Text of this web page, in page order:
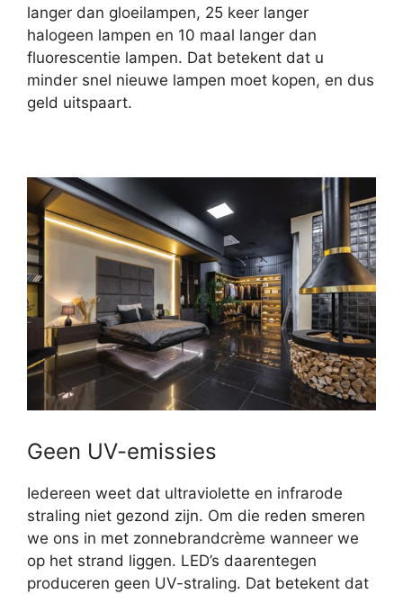
langer dan gloeilampen, 25 keer langer
halogeen lampen en 10 maal langer dan
fluorescentie lampen. Dat betekent dat u
minder snel nieuwe lampen moet kopen, en dus
geld uitspaart.
Geen UV-emissies
Iedereen weet dat ultraviolette en infrarode
straling niet gezond zijn. Om die reden smeren
we ons in met zonnebrandcrème wanneer we
op het strand liggen. LED’s daarentegen
produceren geen UV-straling. Dat betekent dat